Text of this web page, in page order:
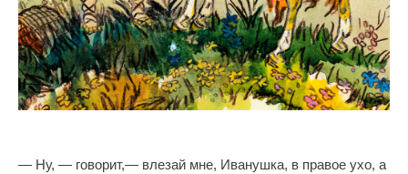
— Ну, — говорит,— влезай мне, Иванушка, в правое ухо, а